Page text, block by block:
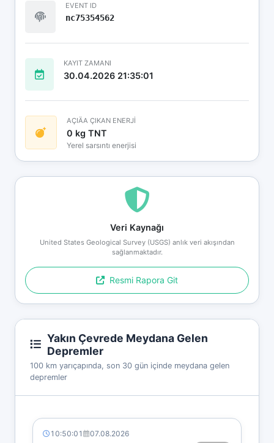
EVENT ID
nc75354562
KAYIT ZAMANI
30.04.2026 21:35:01
AÇIÄA ÇIKAN ENERJİ
0 kg TNT
Yerel sarsıntı enerjisi
Veri Kaynağı
United States Geological Survey (USGS) anlık veri akışından
sağlanmaktadır.
Resmi Rapora Git
Yakın Çevrede Meydana Gelen
Depremler
100 km yarıçapında, son 30 gün içinde meydana gelen
depremler
10:50:01 07.08.2026